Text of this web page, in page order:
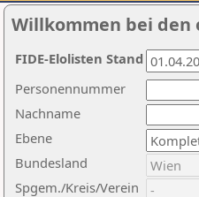
Willkommen bei den
Nachname
Ebene
Personennummer
Bundesland
Spgem./Kreis/Verein
FIDE-Elolisten Stand